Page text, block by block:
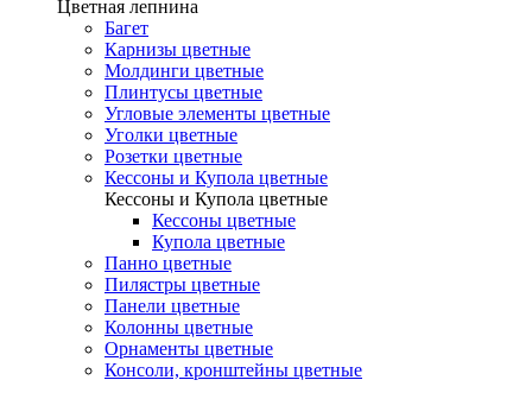
Цветная лепнина
Багет
Карнизы цветные
Молдинги цветные
Плинтусы цветные
Угловые элементы цветные
Уголки цветные
Розетки цветные
Кессоны и Купола цветные
Кессоны и Купола цветные
Кессоны цветные
Купола цветные
Панно цветные
Пилястры цветные
Панели цветные
Колонны цветные
Орнаменты цветные
Консоли, кронштейны цветные